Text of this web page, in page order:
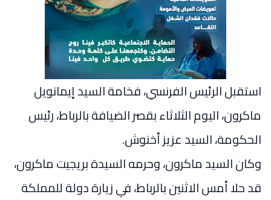
استقبل الرئيس الفرنسي، فخامة السيد إيمانويل
ماكرون، اليوم الثلاثاء بقصر الضيافة بالرباط، رئيس
الحكومة، السيد عزيز أخنوش.
وكان السيد ماكرون، وحرمه السيدة بريجيت ماكرون،
قد حلا أمس الاثنين بالرباط، في زيارة دولة للمملكة